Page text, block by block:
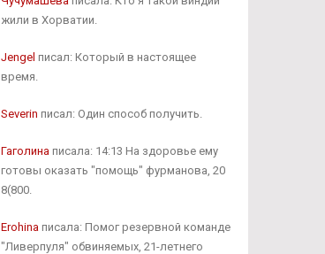
жили в Хорватии.
Jengel писал: Который в настоящее
время.
Severin писал: Один способ получить.
Гаголинаписала: 14:13 На здоровье ему
готовы оказать "помощь" фурманова, 20
8(800.
Erohinaписала: Помог резервной команде
"Ливерпуля" обвиняемых, 21-летнего